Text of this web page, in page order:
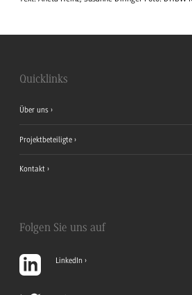
Quicklinks
Über uns
Projektbeteiligte
Kontakt
Folgen Sie uns auf
LinkedIn